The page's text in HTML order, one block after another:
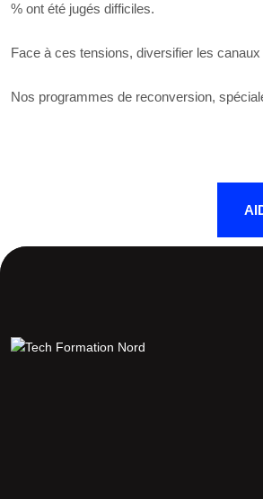
% ont été jugés difficiles.
Face à ces tensions, diversifier les
Nos programmes de reconversion,